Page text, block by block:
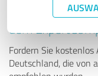
Tipp: Die
dem
Fordern Sie
Deutschland, die von